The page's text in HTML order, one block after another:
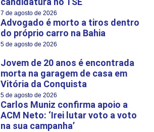
7 de agosto de 2026
Advogado é morto a tiros dentro
do próprio carro na Bahia
5 de agosto de 2026
Jovem de 20 anos é encontrada
morta na garagem de casa em
Vitória da Conquista
5 de agosto de 2026
Carlos Muniz confirma apoio a
ACM Neto: ‘Irei lutar voto a voto
na sua campanha’